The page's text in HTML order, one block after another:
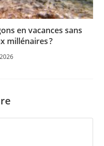
en vacances sans
millénaires ?